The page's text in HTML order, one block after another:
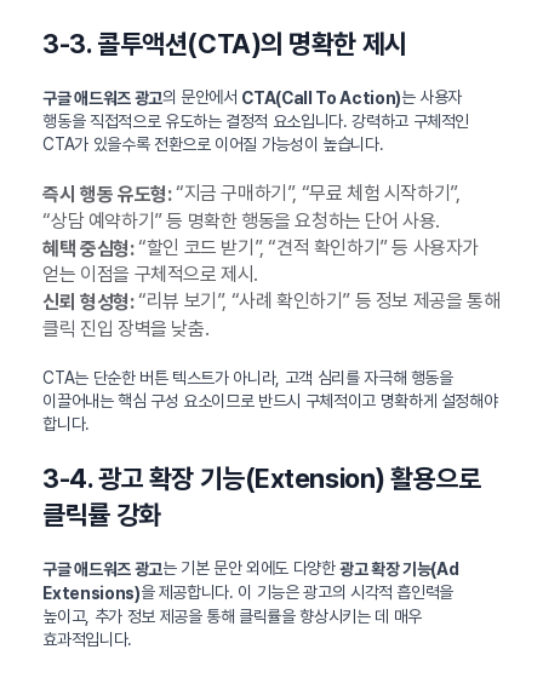
3-3. 콜투액션(CTA)의 명확한 제시
구글 애드워즈 광고의 문안에서 CTA(Call To Action)는 사용자
행동을 직접적으로 유도하는 결정적 요소입니다. 강력하고 구체적인
CTA가 있을수록 전환으로 이어질 가능성이 높습니다.
즉시 행동 유도형:“지금 구매하기”, “무료 체험 시작하기”,
“상담 예약하기” 등 명확한 행동을 요청하는 단어 사용.
혜택 중심형:“할인 코드 받기”, “견적 확인하기” 등 사용자가
얻는 이점을 구체적으로 제시.
신뢰 형성형:“리뷰 보기”, “사례 확인하기” 등 정보 제공을 통해
클릭 진입 장벽을 낮춤.
CTA는 단순한 버튼 텍스트가 아니라, 고객 심리를 자극해 행동을
이끌어내는 핵심 구성 요소이므로 반드시 구체적이고 명확하게 설정해야
합니다.
3-4. 광고 확장 기능(Extension) 활용으로
클릭률 강화
구글 애드워즈 광고는 기본 문안 외에도 다양한광고 확장 기능(Ad
Extensions)을 제공합니다. 이 기능은 광고의 시각적 흡인력을
높이고, 추가 정보 제공을 통해 클릭률을 향상시키는 데 매우
효과적입니다.